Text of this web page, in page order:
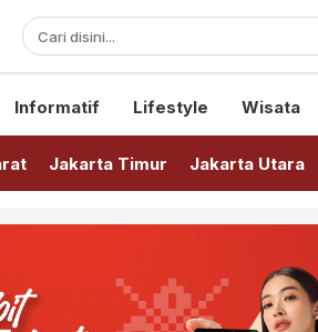
Informatif Lifestyle Wisata
Jakarta Timur Jakarta Utara